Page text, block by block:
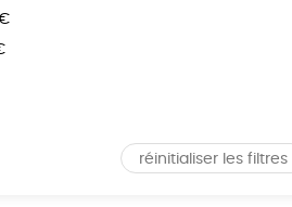
réinitialiser les filtres